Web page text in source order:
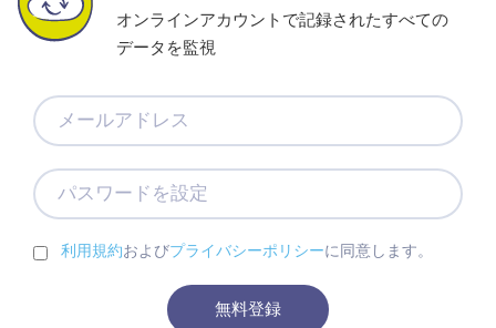
オンラインアカウントで記録されたすべての
データを監視
ル
ア
レ
ワ
ー
設
利用規約およびプライバシーポリシーに同意します。
無料登録